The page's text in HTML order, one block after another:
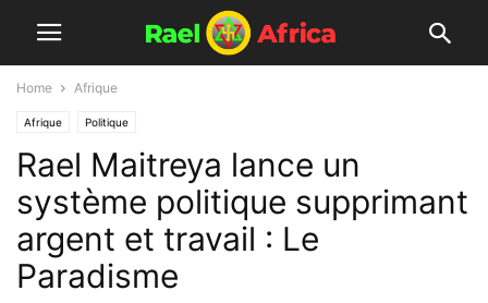
Home Afrique
Afrique Politique
Rael Maitreya lance un
système politique supprimant
argent et travail : Le
Paradisme